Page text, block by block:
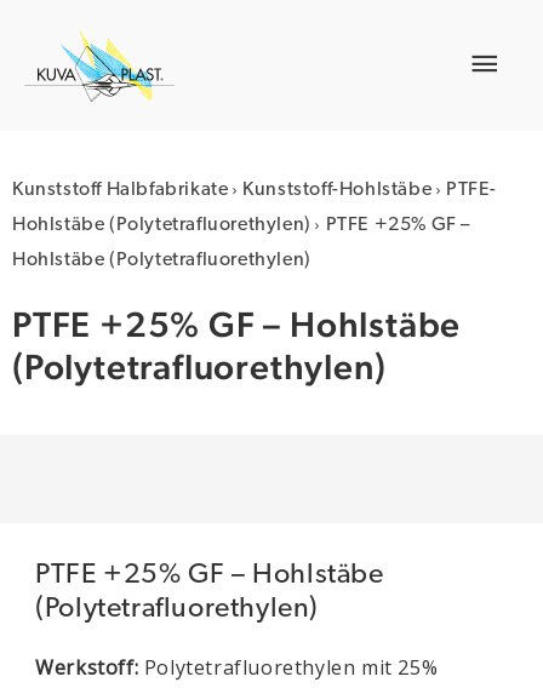
springen
Kunststoff Halbfabrikate › Kunststoff-Hohlstäbe › PTFE-
Hohlstäbe (Polytetrafluorethylen) › PTFE +25% GF –
Hohlstäbe (Polytetrafluorethylen)
PTFE +25% GF – Hohlstäbe
(Polytetrafluorethylen)
PTFE +25% GF – Hohlstäbe
(Polytetrafluorethylen)
Werkstoff: Polytetrafluorethylen mit 25%